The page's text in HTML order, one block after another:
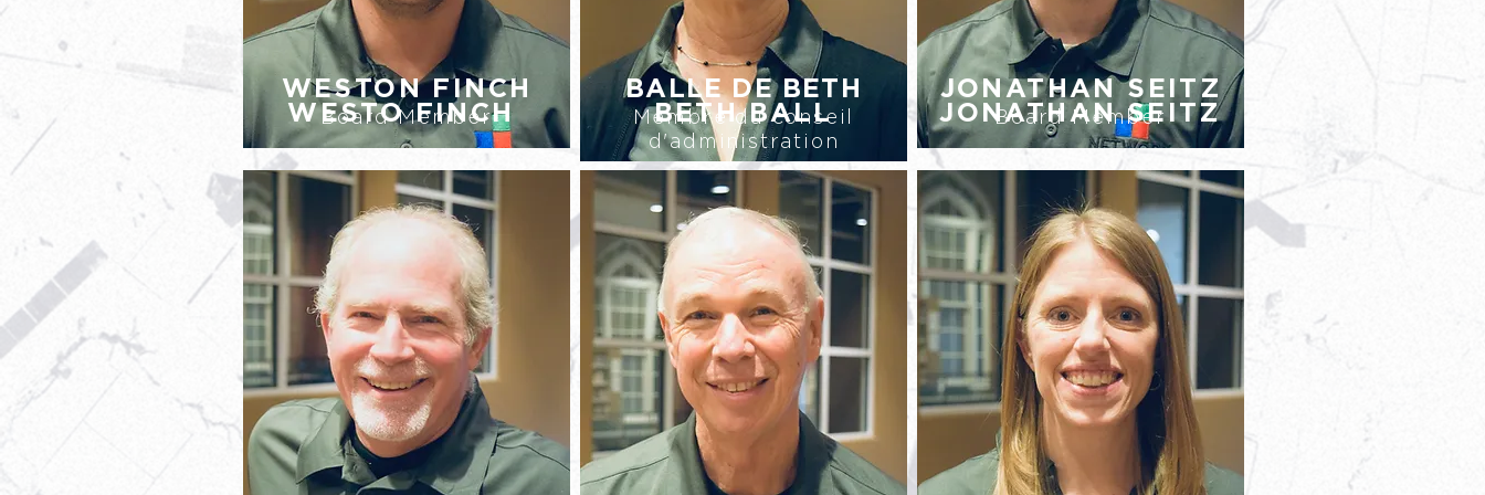
WESTO FINCH
WESTON FINCH
Board Member BETH BALL
BALLE DE BETH
Membre du conseil
d'administration
JONATHAN SEITZ
JONATHAN SEITZ
Board Member